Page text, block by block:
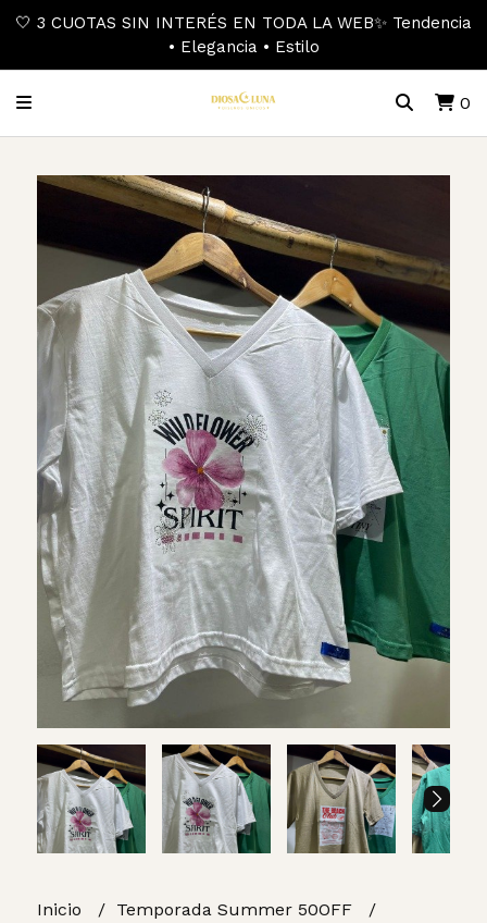
🤍 3 CUOTAS SIN INTERÉS EN TODA LA WEB✨ Tendencia
• Elegancia • Estilo
0
Inicio
Temporada Summer 50OFF